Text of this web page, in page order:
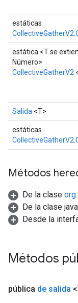
estáticas
estática <T se
Número>
CollectiveGatherV2
Salida <T>
estáticas
Métodos
De la clase
De la clase
Desde la
Métodos
pública de salida